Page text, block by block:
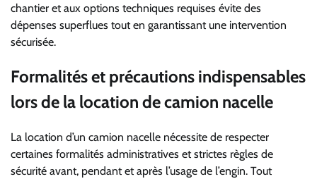
chantier et aux options techniques requises évite des
dépenses superflues tout en garantissant une intervention
sécurisée.
Formalités et précautions indispensables
lors de la location de camion nacelle
La location d’un camion nacelle nécessite de respecter
certaines formalités administratives et strictes règles de
sécurité avant, pendant et après l’usage de l’engin. Tout